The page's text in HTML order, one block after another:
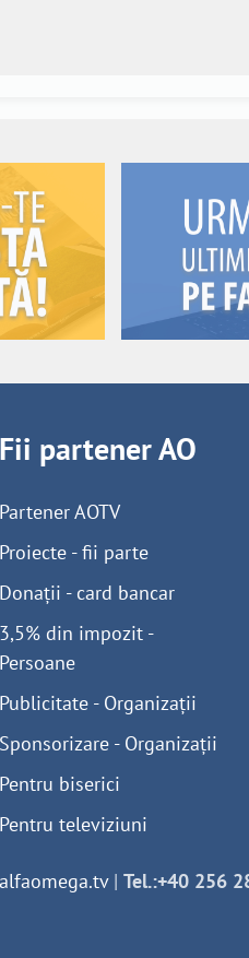
Fii partener AO
Partener AOTV
Proiecte - fii parte
Donații - card bancar
3,5% din impozit -
Persoane
Publicitate - Organizații
Sponsorizare - Organizații
Pentru biserici
Pentru televiziuni
| Tel.:+40 256